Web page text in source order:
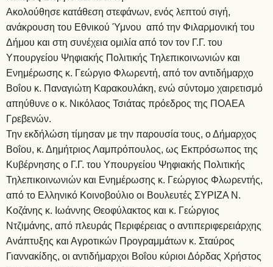
Ακολούθησε κατάθεση στεφάνων, ενός λεπτού σιγή,
ανάκρουση του Εθνικού Ύμνου από την Φιλαρμονική του
Δήμου και στη συνέχεια ομιλία από τον τον Γ.Γ. του
Υπουργείου Ψηφιακής Πολιτικής Τηλεπικοινωνιών και
Ενημέρωσης κ. Γεώργιο Φλωρεντή, από τον αντιδήμαρχο
Βοΐου κ. Παναγιώτη Καρακουλάκη, ενώ σύντομο χαιρετισμό
απηύθυνε ο κ. Νικόλαος Τσιάτας πρόεδρος της ΠΟΑΕΑ
Γρεβενών.
Την εκδήλώση τίμησαν με την παρουσία τους, ο Δήμαρχος
Βοΐου, κ. Δημήτριος Λαμπρόπουλος, ως Εκπρόσωπος της
Κυβέρνησης ο Γ.Γ. του Υπουργείου Ψηφιακής Πολιτικής
Τηλεπικοινωνιών και Ενημέρωσης κ. Γεώργιος Φλωρεντής,
από το Ελληνικό Κοινοβούλιο οι Βουλευτές ΣΥΡΙΖΑ Ν.
Κοζάνης κ. Ιωάννης Θεοφύλακτος και κ. Γεώργιος
Ντζιμάνης, από πλευράς Περιφέρειας ο αντιπεριφερειάρχης
Ανάπτυξης και Αγροτικών Προγραμμάτων κ. Σταύρος
Γιαννακίδης, οι αντιδήμαρχοι Βοΐου κύριοι Δόρδας Χρήστος